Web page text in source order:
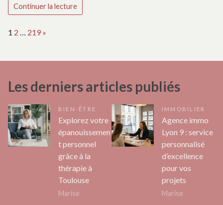
Continuer la lecture
Page:
1 2 … 219 Next
»
Les derniers articles publiés
BIEN-ÊTRE
Explorez votre
épanouissemen
t personnel
grâce à la
thérapie à
Toulouse
Marise
IMMOBILIER
Agence immo
Lyon 9 : service
personnalisé
d’excellence
pour vos
projets
Marise